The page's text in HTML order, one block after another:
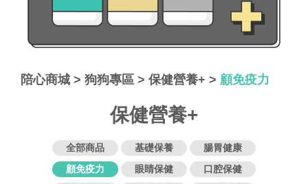
陪心商城 > 狗狗專區 > 保健營養+ > 顧免疫力
保健營養+
全部商品 基礎保養
腸胃健康
顧免疫力
眼睛保健
口腔保健